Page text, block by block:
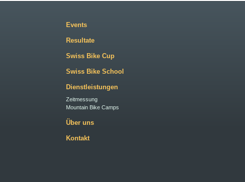
Events
Resultate
Swiss Bike Cup
Swiss Bike School
Dienstleistungen
Zeitmessung
Mountain Bike Camps
Über uns
Kontakt